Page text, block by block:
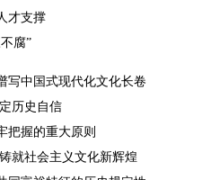
才支撑
腐”
写中国式现代化文化长卷
历史自信
把握的重大原则
就社会主义文化新辉煌